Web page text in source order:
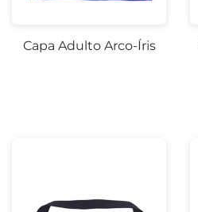
Capa Adulto Arco-Íris